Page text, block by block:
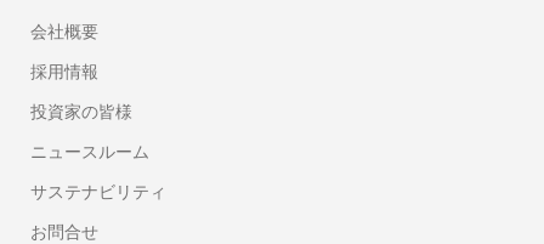
会社概要
採用情報
投資家の皆様
ニュースルーム
サステナビリティ
お問合せ